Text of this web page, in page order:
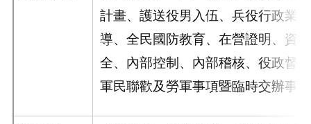
計畫、護送役男入伍、兵役行政業
導、全民國防教育、在營證明、資
全、內部控制、內部稽核、役政督
軍民聯歡及勞軍事項暨臨時交辦事